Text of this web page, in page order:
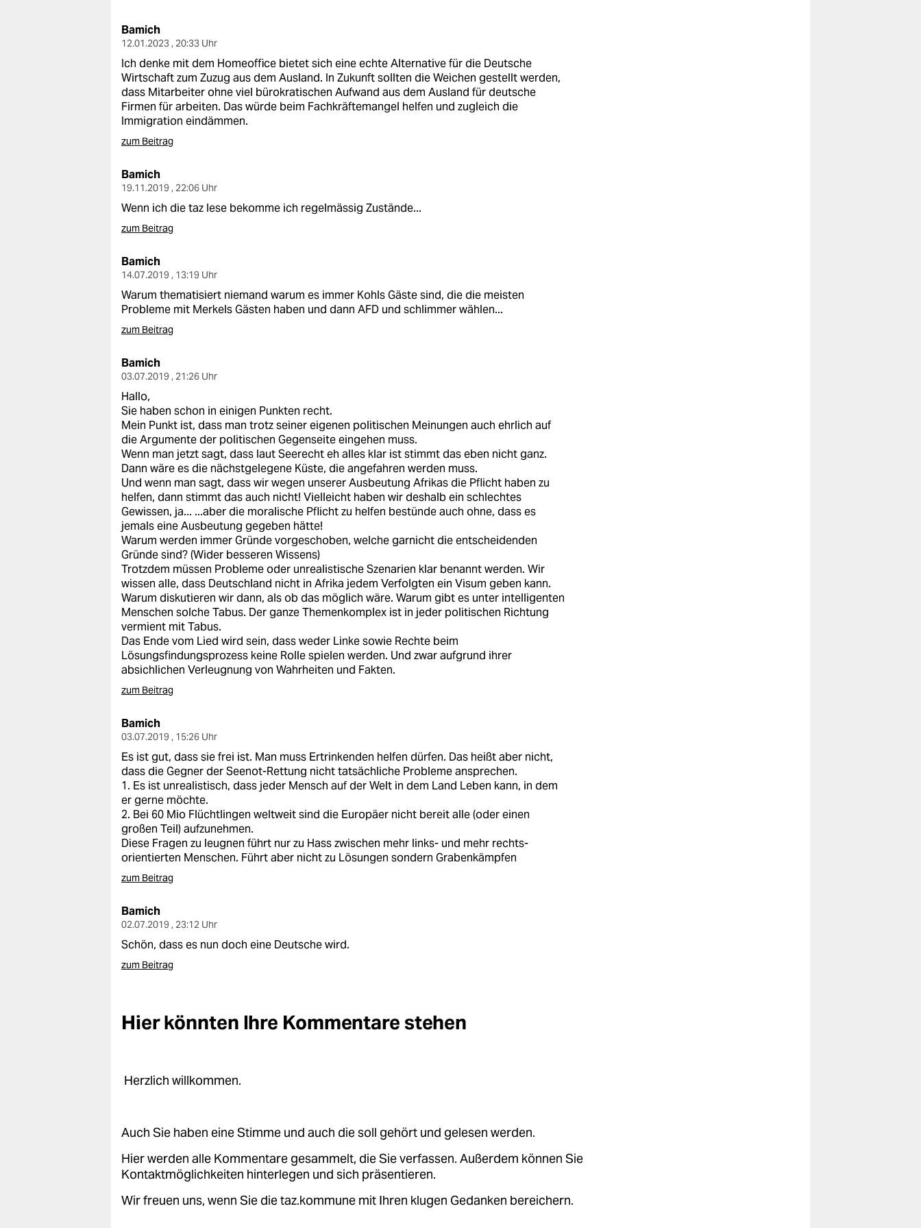
nord
wahrheit
verlag
verlag
veranstaltungen
shop
fragen & hilfe
unterstützen
abo
genossenschaft
epaper login
Bamich
12.01.2023 , 20:33 Uhr
Ich denke mit dem Homeoffice bietet sich eine echte Alternative für die Deutsche
Wirtschaft zum Zuzug aus dem Ausland. In Zukunft sollten die Weichen gestellt werden,
dass Mitarbeiter ohne viel bürokratischen Aufwand aus dem Ausland für deutsche
Firmen für arbeiten. Das würde beim Fachkräftemangel helfen und zugleich die
Immigration eindämmen.
zum Beitrag
Bamich
19.11.2019 , 22:06 Uhr
Wenn ich die taz lese bekomme ich regelmässig Zustände...
zum Beitrag
Bamich
14.07.2019 , 13:19 Uhr
Warum thematisiert niemand warum es immer Kohls Gäste sind, die die meisten
Probleme mit Merkels Gästen haben und dann AFD und schlimmer wählen...
zum Beitrag
Bamich
03.07.2019 , 21:26 Uhr
Hallo,
Sie haben schon in einigen Punkten recht.
Mein Punkt ist, dass man trotz seiner eigenen politischen Meinungen auch ehrlich auf
die Argumente der politischen Gegenseite eingehen muss.
Wenn man jetzt sagt, dass laut Seerecht eh alles klar ist stimmt das eben nicht ganz.
Dann wäre es die nächstgelegene Küste, die angefahren werden muss.
Und wenn man sagt, dass wir wegen unserer Ausbeutung Afrikas die Pflicht haben zu
helfen, dann stimmt das auch nicht! Vielleicht haben wir deshalb ein schlechtes
Gewissen, ja... ...aber die moralische Pflicht zu helfen bestünde auch ohne, dass es
jemals eine Ausbeutung gegeben hätte!
Warum werden immer Gründe vorgeschoben, welche garnicht die entscheidenden
Gründe sind? (Wider besseren Wissens)
Trotzdem müssen Probleme oder unrealistische Szenarien klar benannt werden. Wir
wissen alle, dass Deutschland nicht in Afrika jedem Verfolgten ein Visum geben kann.
Warum diskutieren wir dann, als ob das möglich wäre. Warum gibt es unter intelligenten
Menschen solche Tabus. Der ganze Themenkomplex ist in jeder politischen Richtung
vermient mit Tabus.
Das Ende vom Lied wird sein, dass weder Linke sowie Rechte beim
Lösungsfindungsprozess keine Rolle spielen werden. Und zwar aufgrund ihrer
absichlichen Verleugnung von Wahrheiten und Fakten.
zum Beitrag
Bamich
03.07.2019 , 15:26 Uhr
Es ist gut, dass sie frei ist. Man muss Ertrinkenden helfen dürfen. Das heißt aber nicht,
dass die Gegner der Seenot-Rettung nicht tatsächliche Probleme ansprechen.
1. Es ist unrealistisch, dass jeder Mensch auf der Welt in dem Land Leben kann, in dem
er gerne möchte.
2. Bei 60 Mio Flüchtlingen weltweit sind die Europäer nicht bereit alle (oder einen
großen Teil) aufzunehmen.
Diese Fragen zu leugnen führt nur zu Hass zwischen mehr links- und mehr rechts-
orientierten Menschen. Führt aber nicht zu Lösungen sondern Grabenkämpfen
zum Beitrag
Bamich
02.07.2019 , 23:12 Uhr
Schön, dass es nun doch eine Deutsche wird.
zum Beitrag
Hier könnten Ihre Kommentare stehen
Herzlich willkommen.
Auch Sie haben eine Stimme und auch die soll gehört und gelesen werden.
Hier werden alle Kommentare gesammelt, die Sie verfassen. Außerdem können Sie
Kontaktmöglichkeiten hinterlegen und sich präsentieren.
Wir freuen uns, wenn Sie die taz.kommune mit Ihren klugen Gedanken bereichern.